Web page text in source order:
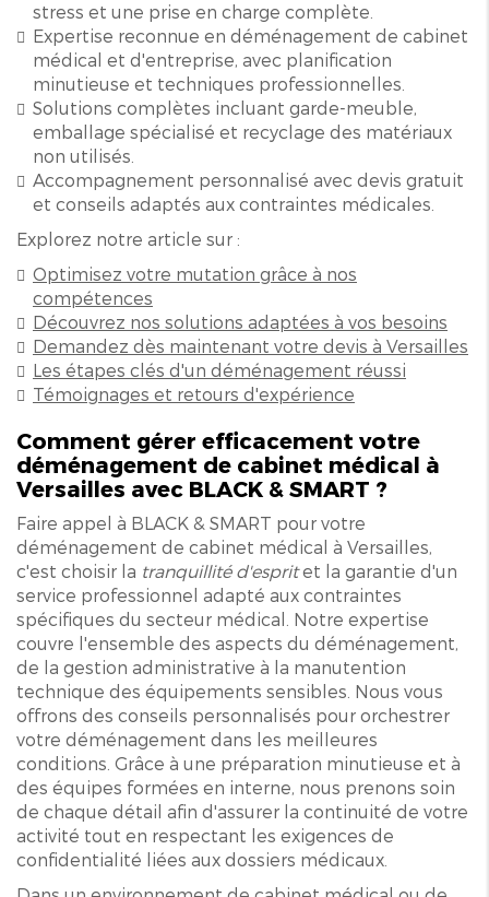
stress et une prise en charge complète.
Expertise reconnue en déménagement de cabinet
médical et d'entreprise, avec planification
minutieuse et techniques professionnelles.
Solutions complètes incluant garde-meuble,
emballage spécialisé et recyclage des matériaux
non utilisés.
Accompagnement personnalisé avec devis gratuit
et conseils adaptés aux contraintes médicales.
Explorez notre article sur :
Optimisez votre mutation grâce à nos
compétences
Découvrez nos solutions adaptées à vos besoins
Demandez dès maintenant votre devis à Versailles
Les étapes clés d'un déménagement réussi
Témoignages et retours d'expérience
Comment gérer efficacement votre
déménagement de cabinet médical à
Versailles avec BLACK & SMART ?
Faire appel à BLACK & SMART pour votre
déménagement de cabinet médical à Versailles,
c'est choisir la tranquillité d'espritet la garantie d'un
service professionnel adapté aux contraintes
spécifiques du secteur médical. Notre expertise
couvre l'ensemble des aspects du déménagement,
de la gestion administrative à la manutention
technique des équipements sensibles. Nous vous
offrons des conseils personnalisés pour orchestrer
votre déménagement dans les meilleures
conditions. Grâce à une préparation minutieuse et à
des équipes formées en interne, nous prenons soin
de chaque détail afin d'assurer la continuité de votre
activité tout en respectant les exigences de
confidentialité liées aux dossiers médicaux.